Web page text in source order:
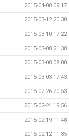
2015-04-08 09:17
2015-03-12 20:30
2015-03-10 17:22
2015-03-08 21:38
2015-03-08 08:00
2015-03-03 17:43
2015-02-26 20:53
2015-02-24 19:56
2015-02-19 11:48
2015-02-12 11:35